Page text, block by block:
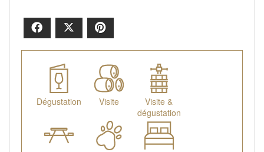
Facebook
Dégustation Visite
Visite &
dégustation